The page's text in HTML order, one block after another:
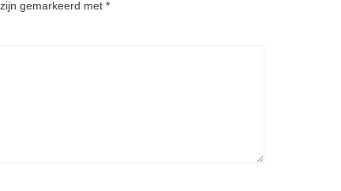
gemarkeerd met *